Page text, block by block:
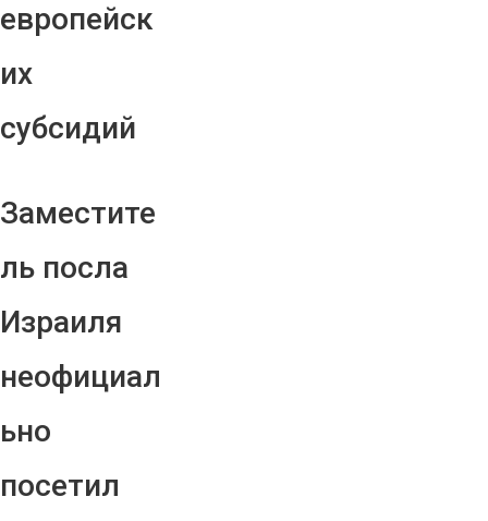
европейск
их
субсидий
Заместите
ль посла
Израиля
неофициал
ьно
посетил